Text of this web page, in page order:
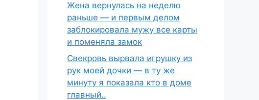
Жена вернулась на неделю
раньше — и первым делом
заблокировала мужу все карты
и поменяла замок
Свекровь вырвала игрушку из
рук моей дочки — в ту же
минуту я показала кто в доме
главный..